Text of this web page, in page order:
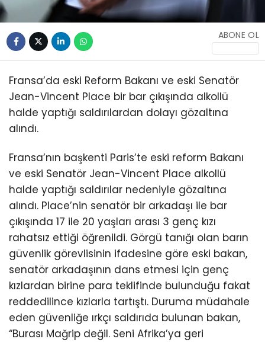
ABONE OL
Fransa’da eski Reform Bakanı ve eski Senatör
Jean-Vincent Place bir bar çıkışında alkollü
halde yaptığı saldırılardan dolayı gözaltına
alındı.
Fransa’nın başkenti Paris’te eski reform Bakanı
ve eski Senatör Jean-Vincent Place alkollü
halde yaptığı saldırılar nedeniyle gözaltına
alındı. Place’nin senatör bir arkadaşı ile bar
çıkışında 17 ile 20 yaşları arası 3 genç kızı
rahatsız ettiği öğrenildi. Görgü tanığı olan barın
güvenlik görevlisinin ifadesine göre eski bakan,
senatör arkadaşının dans etmesi için genç
kızlardan birine para teklifinde bulunduğu fakat
reddedilince kızlarla tartıştı. Duruma müdahale
eden güvenliğe ırkçı saldırıda bulunan bakan,
“Burası Mağrip değil. Seni Afrika’ya geri